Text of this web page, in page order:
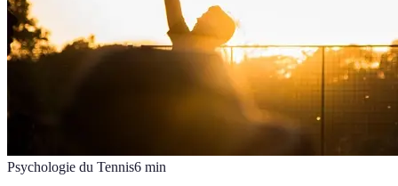
Psychologie du Tennis6 min